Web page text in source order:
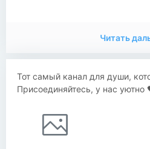
Читать
Тот самый канал для души,
Присоединяйтесь, у нас уютно